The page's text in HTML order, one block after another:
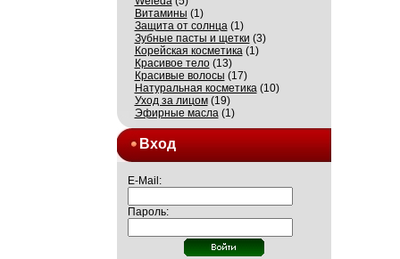
Витамины (1)
Защита от солнца(1)
Зубные пасты и щетки (3)
Корейская косметика(1)
Красивое тело(13)
Красивые волосы (17)
Натуральная косметика(10)
Уход за лицом(19)
Эфирные масла(1)
Вход
E-Mail:
Пароль: